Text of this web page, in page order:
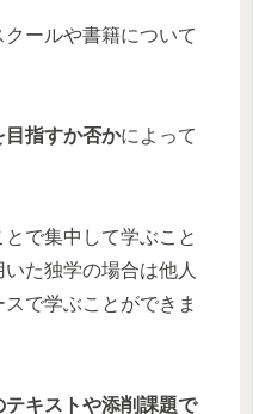
ールや書籍について
目指すか否かによって
で集中して学ぶこと
た独学の場合は他人
で学ぶことができま
テキストや添削課題で